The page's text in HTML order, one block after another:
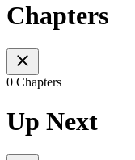
Chapters
0 Chapters
Up Next